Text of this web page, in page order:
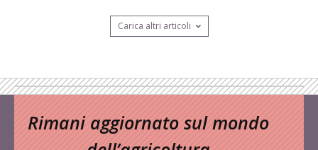
Carica altri articoli
Rimani aggiornato sul mondo